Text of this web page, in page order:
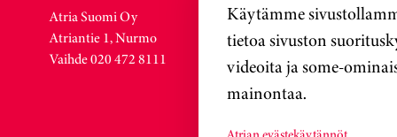
Käytämme
tietoa sivuston
videoita ja some-
mainontaa.
Atria Suomi Oy
Atriantie 1, Nurmo
Vaihde 020 472 8111
Atria
Löfströms
SE-172
Sweden